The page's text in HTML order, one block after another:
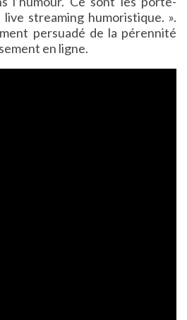
streaming humoristique. ».
persuadé de la pérennité
en ligne.